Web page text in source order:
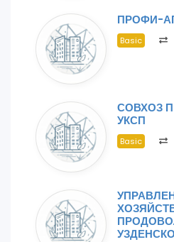
ПРОФИ-
Basic
СОВХОЗ
УКСП
Basic